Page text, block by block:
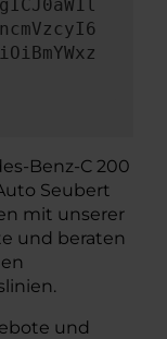
Benz-C 200
Seubert
mit unserer
und beraten
und